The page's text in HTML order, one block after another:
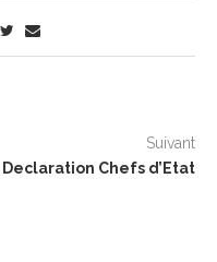
Suivant
Declaration Chefs d’Etat